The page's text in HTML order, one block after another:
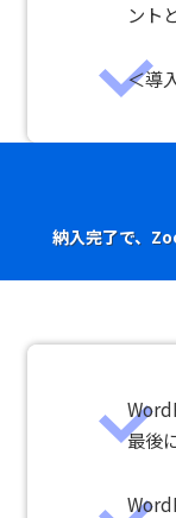
ント
＜導
納入完了で、
最後